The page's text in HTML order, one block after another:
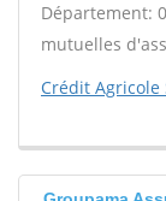
Département:
mutuelles
Crédit Agricole